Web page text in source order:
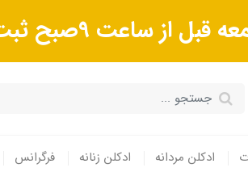
شنبه و بعداز آن روز یکشنبه ارسال می‌شوند.
ادکلن مردانه ادکلن زنانه فرگرانس